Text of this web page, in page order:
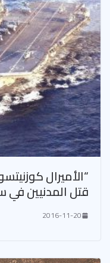
“الأميرال
قتل المدنيين في
2016-11-20